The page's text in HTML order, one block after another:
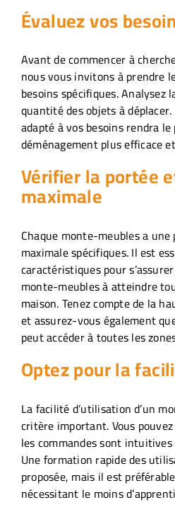
Évaluez vos
Avant de commencer à
nous vous invitons à prendre
besoins spécifiques. Analysez
quantité des objets à
adapté à vos besoins rendra le
déménagement plus efficace
Vérifier la portée
maximale
Chaque monte-meubles a
maximale spécifiques. Il est
caractéristiques pour
monte-meubles à atteindre
maison. Tenez compte de la
et assurez-vous également
peut accéder à toutes les
Optez pour la
La facilité d’utilisation d’un
critère important. Vous
les commandes sont
Une formation rapide des
proposée, mais il est
nécessitant le moins